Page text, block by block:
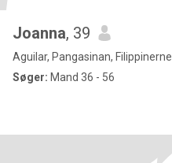
Joanna, 39
Aguilar, Pangasinan, Filippinerne
Søger: Mand 36 - 56